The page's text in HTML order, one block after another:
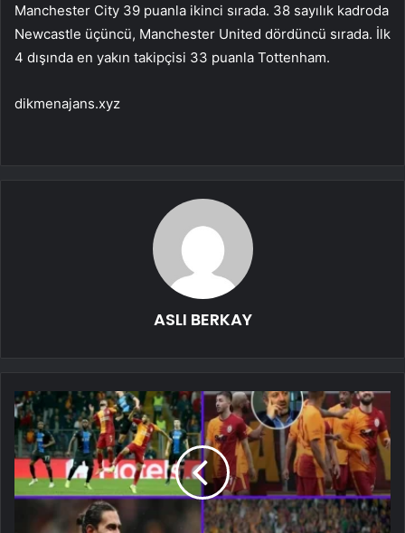
Manchester City 39 puanla ikinci sırada. 38 sayılık kadroda
Newcastle üçüncü, Manchester United dördüncü sırada. İlk
4 dışında en yakın takipçisi 33 puanla Tottenham.
dikmenajans.xyz
ASLI BERKAY